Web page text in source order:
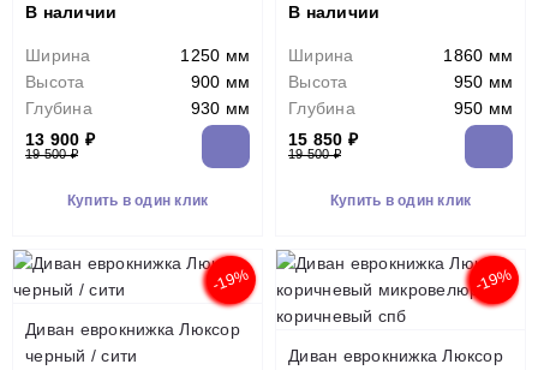
В наличии
Ширина
1250 мм
Высота
900 мм
Глубина
930 мм
13 900 ₽
19 500 ₽
Купить в один клик
В наличии
Ширина
1860 мм
Высота
950 мм
Глубина
950 мм
15 850 ₽
19 500 ₽
Купить в один клик
-19%
Диван еврокнижка Люксор
черный / сити
-19%
Диван еврокнижка Люксор